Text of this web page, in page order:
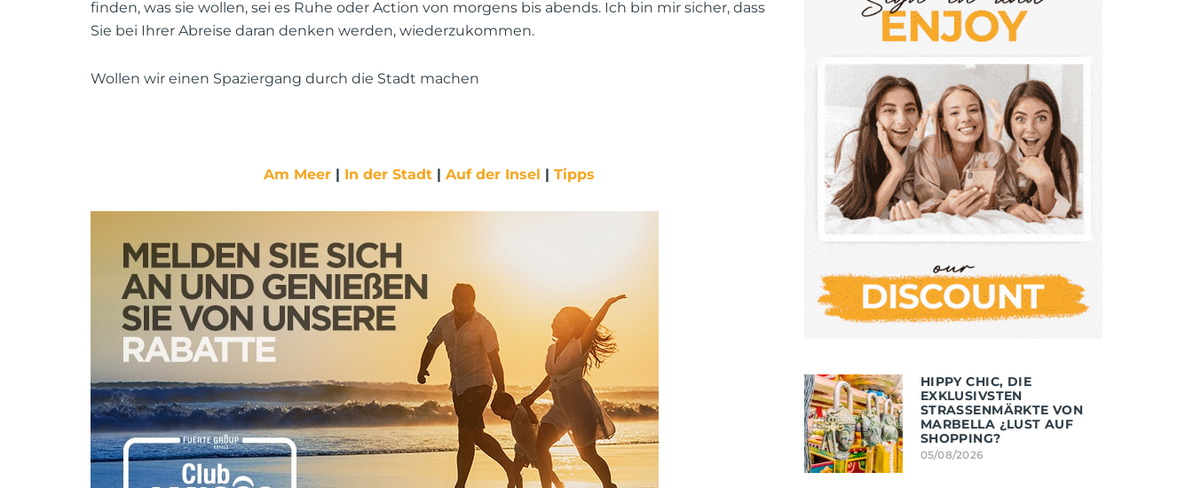
finden, was sie wollen, sei es Ruhe oder Action von morgens bis abends. Ich bin mir sicher, dass
Sie bei Ihrer Abreise daran denken werden, wiederzukommen.
Wollen wir einen Spaziergang durch die Stadt machen
Am Meer | In der Stadt |Auf der Insel |Tipps
HIPPY CHIC, DIE
EXKLUSIVSTEN
STRASSENMÄRKTE VON M
ARBELLA ¿LUST AUF S
HOPPING?
05/08/2026